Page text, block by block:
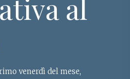
al
venerdì del mese,